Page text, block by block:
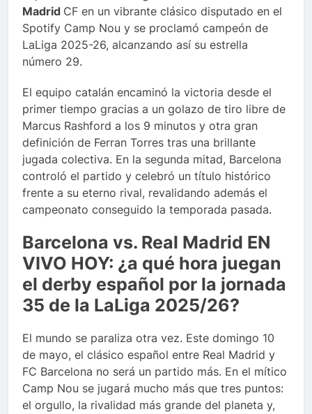
Madrid CF en un vibrante clásico disputado en el
Spotify Camp Nou y se proclamó campeón de
LaLiga 2025-26, alcanzando así su estrella
número 29.
El equipo catalán encaminó la victoria desde el
primer tiempo gracias a un golazo de tiro libre de
Marcus Rashford a los 9 minutos y otra gran
definición de Ferran Torres tras una brillante
jugada colectiva. En la segunda mitad, Barcelona
controló el partido y celebró un título histórico
frente a su eterno rival, revalidando además el
campeonato conseguido la temporada pasada.
Barcelona vs. Real Madrid EN
VIVO HOY: ¿a qué hora juegan
el derby español por la jornada
35 de la LaLiga 2025/26?
El mundo se paraliza otra vez. Este domingo 10
de mayo, el clásico español entre Real Madrid y
FC Barcelona no será un partido más. En el mítico
Camp Nou se jugará mucho más que tres puntos:
el orgullo, la rivalidad más grande del planeta y,